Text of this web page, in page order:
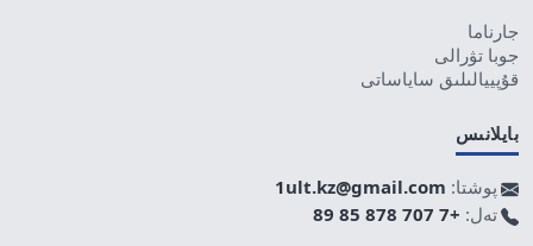
جارناما
جوبا تۋرالى
قۇپييالىلىق ساياساتى
بايلانىس
پوشتا: 1ult.kz@gmail.com
تەل: +7 707 878 85 89